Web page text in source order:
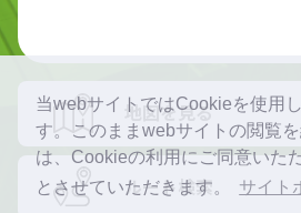
当webサイトではCookieを使用
す。このままwebサイトの閲覧
は、Cookieの利用にご同意いた
とさせていただきます。
サイト
地図を見る
ルート検索